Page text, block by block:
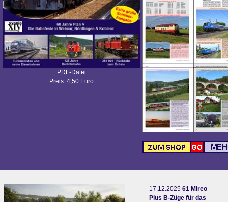
PDF-Datei
Preis: 4,50 Euro
17.12.2025 61 Mireo
Plus B-Züge für das